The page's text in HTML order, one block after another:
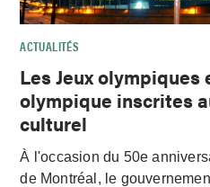
ACTUALITÉS
Les Jeux olympiques
olympique inscrites
culturel
À l'occasion du 50e
de Montréal, le